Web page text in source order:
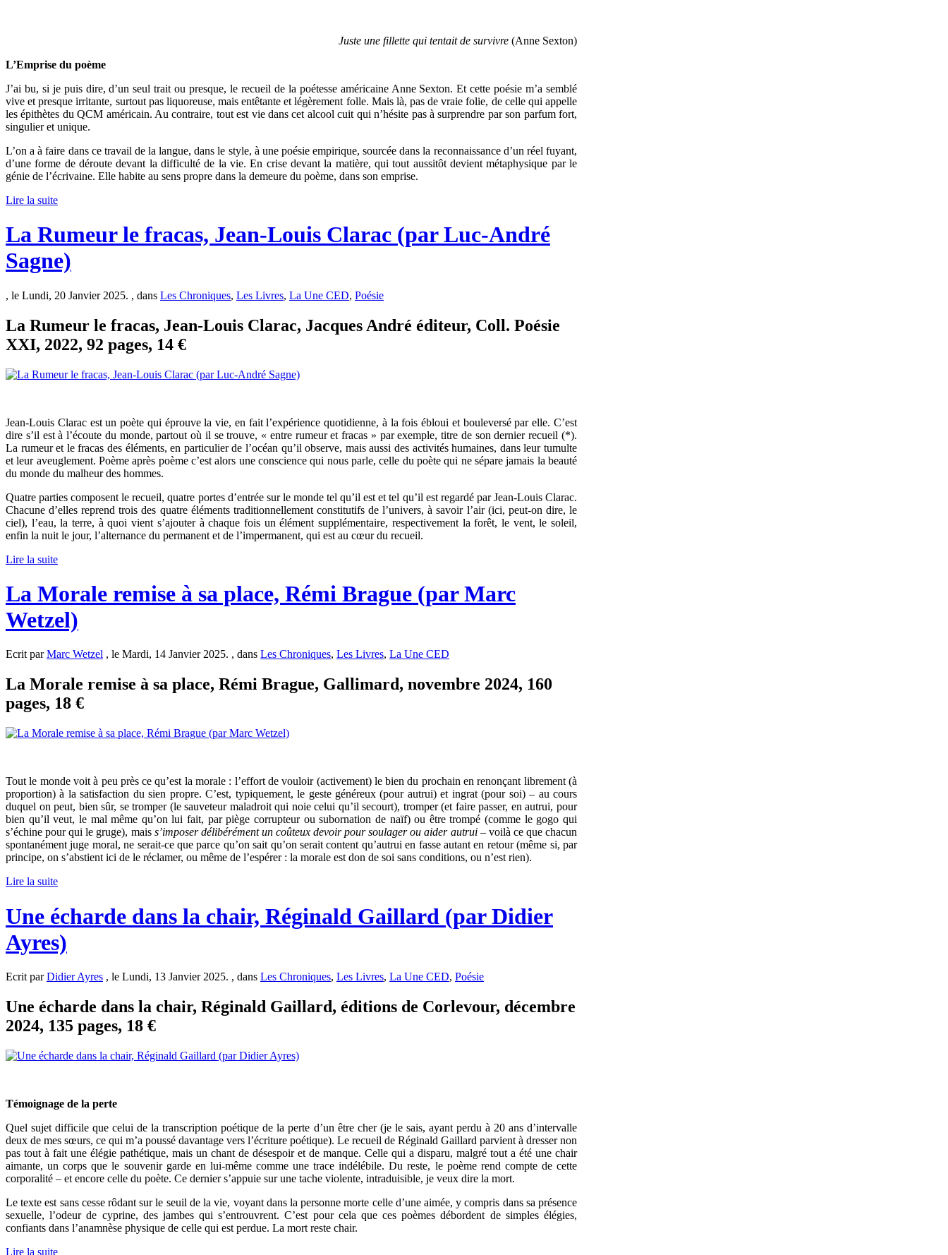
Juste une fillette qui tentait de survivre (Anne Sexton)
L’Emprise du poème
J’ai bu, si je puis dire, d’un seul trait ou presque, le recueil de la poétesse américaine Anne Sexton. Et cette poésie m’a semblé
vive et presque irritante, surtout pas liquoreuse, mais entêtante et légèrement folle. Mais là, pas de vraie folie, de celle qui appelle
les épithètes du QCM américain. Au contraire, tout est vie dans cet alcool cuit qui n’hésite pas à surprendre par son parfum fort,
singulier et unique.
L’on a à faire dans ce travail de la langue, dans le style, à une poésie empirique, sourcée dans la reconnaissance d’un réel fuyant,
d’une forme de déroute devant la difficulté de la vie. En crise devant la matière, qui tout aussitôt devient métaphysique par le
génie de l’écrivaine. Elle habite au sens propre dans la demeure du poème, dans son emprise.
Lire la suite
La Rumeur le fracas, Jean-Louis Clarac (par Luc-André
Sagne)
, le Lundi, 20 Janvier 2025. , dans Les Chroniques, Les Livres, La Une CED, Poésie
La Rumeur le fracas, Jean-Louis Clarac, Jacques André éditeur, Coll. Poésie
XXI, 2022, 92 pages, 14 €
Jean-Louis Clarac est un poète qui éprouve la vie, en fait l’expérience quotidienne, à la fois ébloui et bouleversé par elle. C’est
dire s’il est à l’écoute du monde, partout où il se trouve, « entre rumeur et fracas » par exemple, titre de son dernier recueil (*).
La rumeur et le fracas des éléments, en particulier de l’océan qu’il observe, mais aussi des activités humaines, dans leur tumulte
et leur aveuglement. Poème après poème c’est alors une conscience qui nous parle, celle du poète qui ne sépare jamais la beauté
du monde du malheur des hommes.
Quatre parties composent le recueil, quatre portes d’entrée sur le monde tel qu’il est et tel qu’il est regardé par Jean-Louis Clarac.
Chacune d’elles reprend trois des quatre éléments traditionnellement constitutifs de l’univers, à savoir l’air (ici, peut-on dire, le
ciel), l’eau, la terre, à quoi vient s’ajouter à chaque fois un élément supplémentaire, respectivement la forêt, le vent, le soleil,
enfin la nuit le jour, l’alternance du permanent et de l’impermanent, qui est au cœur du recueil.
Lire la suite
La Morale remise à sa place, Rémi Brague (par Marc
Wetzel)
Ecrit parMarc Wetzel , le Mardi, 14 Janvier 2025. , dans Les Chroniques, Les Livres, La Une CED
La Morale remise à sa place, Rémi Brague, Gallimard, novembre 2024, 160
pages, 18 €
Tout le monde voit à peu près ce qu’est la morale : l’effort de vouloir (activement) le bien du prochain en renonçant librement (à
proportion) à la satisfaction du sien propre. C’est, typiquement, le geste généreux (pour autrui) et ingrat (pour soi) – au cours
duquel on peut, bien sûr, se tromper (le sauveteur maladroit qui noie celui qu’il secourt), tromper (et faire passer, en autrui, pour
bien qu’il veut, le mal même qu’on lui fait, par piège corrupteur ou subornation de naïf) ou être trompé (comme le gogo qui
s’échine pour qui le gruge), mais s’imposer délibérément un coûteux devoir pour soulager ou aider autrui– voilà ce que chacun
spontanément juge moral, ne serait-ce que parce qu’on sait qu’on serait content qu’autrui en fasse autant en retour (même si, par
principe, on s’abstient ici de le réclamer, ou même de l’espérer : la morale est don de soi sans conditions, ou n’est rien).
Lire la suite
Une écharde dans la chair, Réginald Gaillard (par Didier
Ayres)
Ecrit parDidier Ayres , le Lundi, 13 Janvier 2025. , dans Les Chroniques, Les Livres, La Une CED, Poésie
Une écharde dans la chair, Réginald Gaillard, éditions de Corlevour, décembre
2024, 135 pages, 18 €
Témoignage de la perte
Quel sujet difficile que celui de la transcription poétique de la perte d’un être cher (je le sais, ayant perdu à 20 ans d’intervalle
deux de mes sœurs, ce qui m’a poussé davantage vers l’écriture poétique). Le recueil de Réginald Gaillard parvient à dresser non
pas tout à fait une élégie pathétique, mais un chant de désespoir et de manque. Celle qui a disparu, malgré tout a été une chair
aimante, un corps que le souvenir garde en lui-même comme une trace indélébile. Du reste, le poème rend compte de cette
corporalité – et encore celle du poète. Ce dernier s’appuie sur une tache violente, intraduisible, je veux dire la mort.
Le texte est sans cesse rôdant sur le seuil de la vie, voyant dans la personne morte celle d’une aimée, y compris dans sa présence
sexuelle, l’odeur de cyprine, des jambes qui s’entrouvrent. C’est pour cela que ces poèmes débordent de simples élégies,
confiants dans l’anamnèse physique de celle qui est perdue. La mort reste chair.
Lire la suite